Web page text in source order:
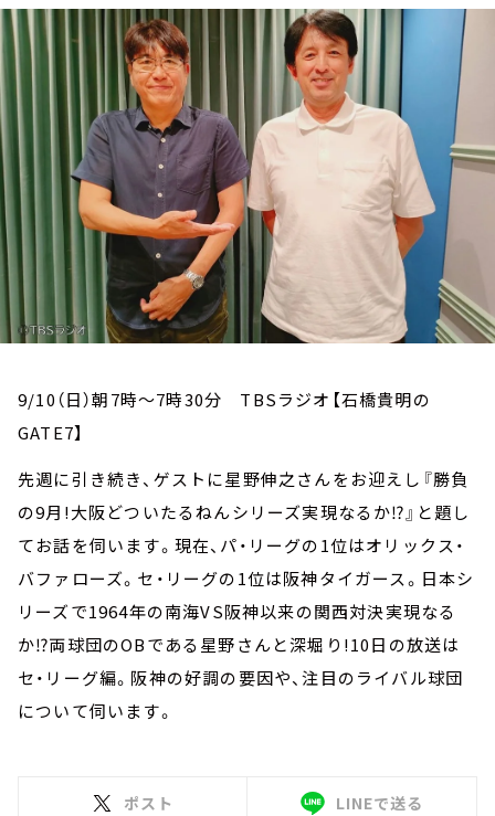
イベント・グッズ
YouTube
会社情報
9/10（日）朝7時～7時30分 TBSラジオ【石橋貴明の
GATE7】
先週に引き続き、ゲストに星野伸之さんをお迎えし『勝負
の9月!大阪どついたるねんシリーズ実現なるか⁉』と題し
てお話を伺います。現在、パ・リーグの1位はオリックス・
バファローズ。セ・リーグの1位は阪神タイガース。日本シ
リーズで1964年の南海VS阪神以来の関西対決実現なる
か⁉両球団のOBである星野さんと深堀り!10日の放送は
セ・リーグ編。阪神の好調の要因や、注目のライバル球団
について伺います。
ポスト LINEで送る